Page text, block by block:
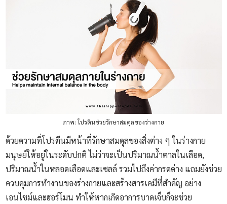
ภาพ: โปรตีนช่วยรักษาสมดุลของร่างกาย
ด้วยความที่โปรตีนมีหน้าที่รักษาสมดุลของสิ่งต่าง ๆ ในร่างกาย
มนุษย์ให้อยู่ในระดับปกติ ไม่ว่าจะเป็นปริมาณน้ำตาลในเลือด,
ปริมาณน้ำในหลอดเลือดและเซลล์ รวมไปถึงค่ากรดด่าง แถมยังช่วย
ควบคุมการทำงานของร่างกายและสร้างสารเคมีที่สำคัญ อย่าง
เอนไซม์และฮอร์โมน ทำให้หากเกิดอาการบาดเจ็บก็จะช่วย